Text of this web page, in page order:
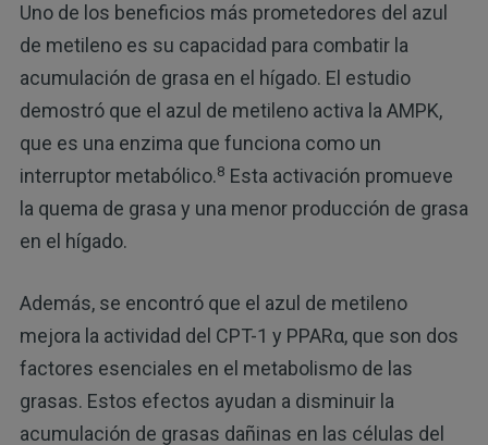
Uno de los beneficios más prometedores del azul
de metileno es su capacidad para combatir la
acumulación de grasa en el hígado. El estudio
demostró que el azul de metileno activa la AMPK,
que es una enzima que funciona como un
interruptor metabólico.8 Esta activación promueve
la quema de grasa y una menor producción de grasa
en el hígado.
Además, se encontró que el azul de metileno
mejora la actividad del CPT-1 y PPARα, que son dos
factores esenciales en el metabolismo de las
grasas. Estos efectos ayudan a disminuir la
acumulación de grasas dañinas en las células del